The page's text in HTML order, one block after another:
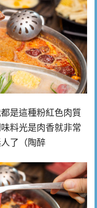
是這種粉紅色肉質
料光是肉香就非常
了（陶醉